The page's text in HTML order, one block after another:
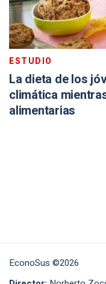
ESTUDIO
La dieta de los
climática
alimentarias
EconoSus ©2026